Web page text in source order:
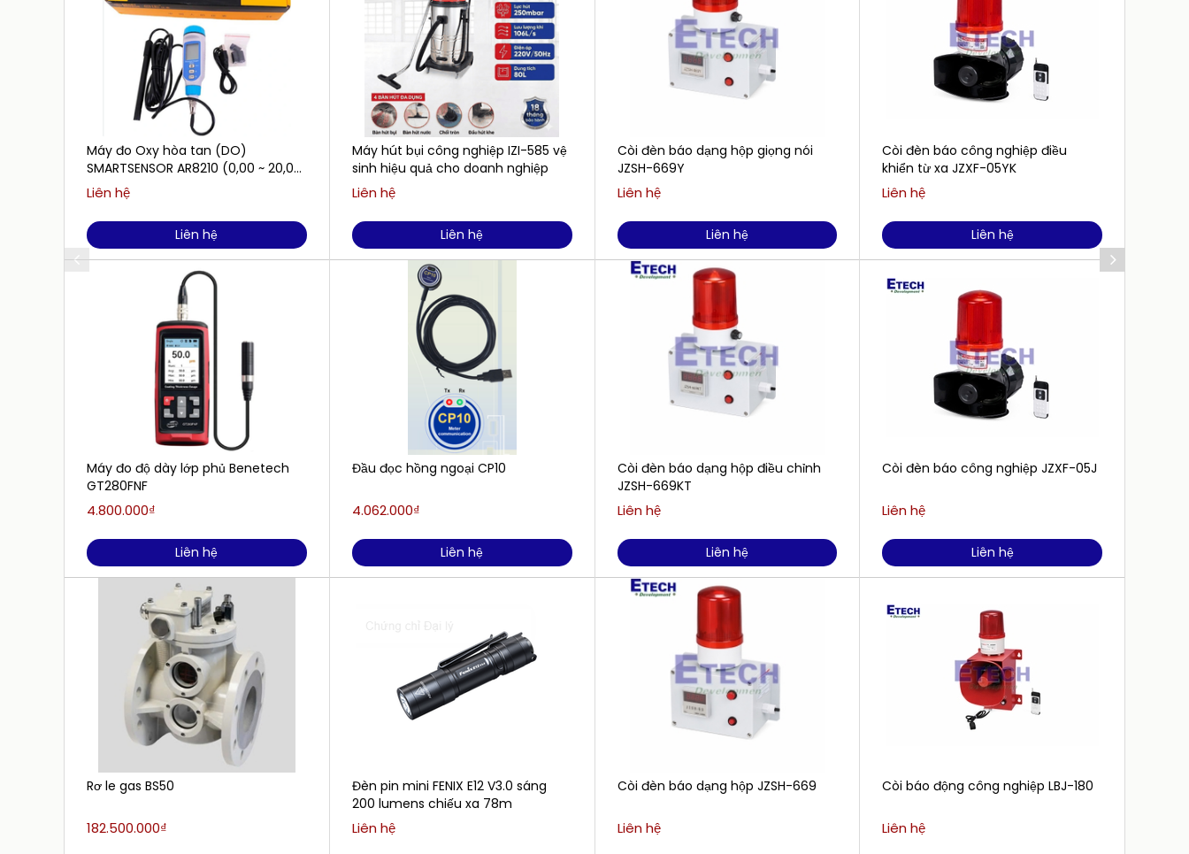
Máy đo Oxy hòa tan (DO)
SMARTSENSOR AR8210 (0,00 ~ 20,00
mg/L)
Liên hệ
Liên hệ
Máy đo độ dày lớp phủ Benetech
GT280FNF
4.800.000₫
Liên hệ
Rơ le gas BS50
182.500.000₫
Máy hút bụi công nghiệp IZI-585 vệ
sinh hiệu quả cho doanh nghiệp
Liên hệ
Liên hệ
Đầu đọc hồng ngoại CP10
4.062.000₫
Liên hệ
Đèn pin mini FENIX E12 V3.0 sáng
200 lumens chiếu xa 78m
Liên hệ
Còi đèn báo dạng hộp giọng nói
JZSH-669Y
Liên hệ
Liên hệ
Còi đèn báo dạng hộp điều chỉnh
JZSH-669KT
Liên hệ
Liên hệ
Còi đèn báo dạng hộp JZSH-669
Liên hệ
Còi đèn báo công nghiệp điều
khiển từ xa JZXF-05YK
Liên hệ
Liên hệ
Còi đèn báo công nghiệp JZXF-05J
Liên hệ
Liên hệ
Còi báo động công nghiệp LBJ-180
Liên hệ